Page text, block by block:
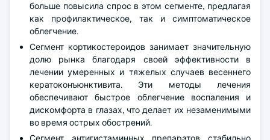
больше повысила спрос в этом сегменте, предлагая
как профилактическое, так и симптоматическое
облегчение.
Сегмент кортикостероидов занимает значительную
долю рынка благодаря своей эффективности в
лечении умеренных и тяжелых случаев весеннего
кератоконъюнктивита. Эти методы лечения
обеспечивают быстрое облегчение воспаления и
дискомфорта в глазах, что делает их незаменимыми
во время острых обострений.